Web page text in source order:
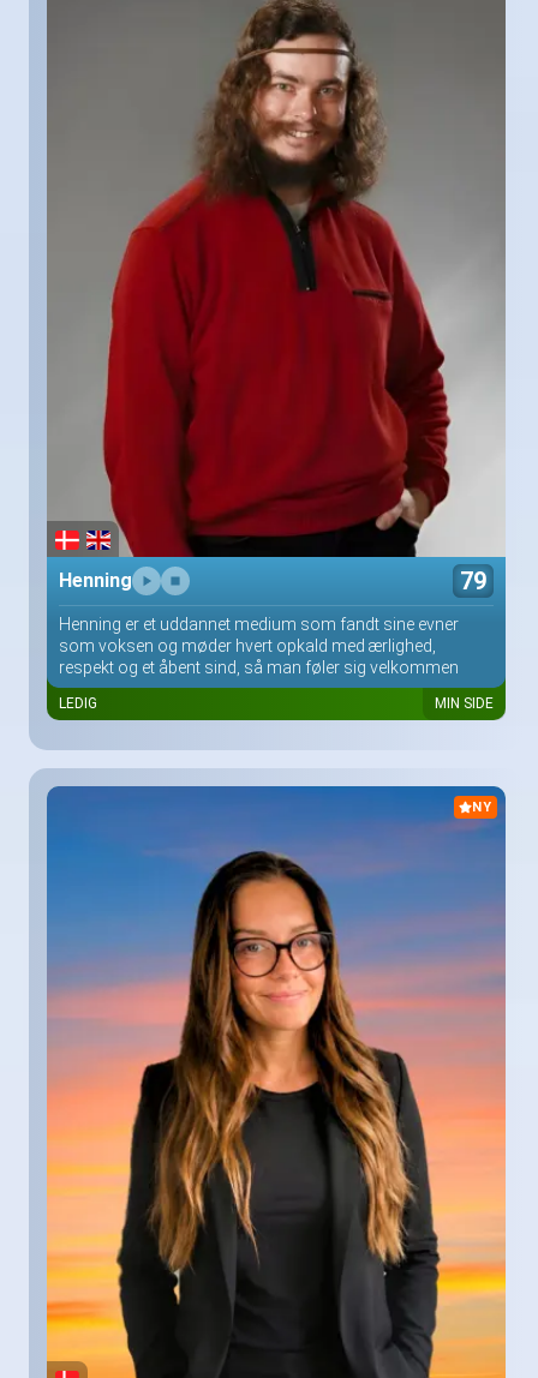
Henning 79
Henning er et uddannet medium som fandt sine evner
som voksen og møder hvert opkald med ærlighed,
respekt og et åbent sind, så man føler sig velkommen
LEDIG MIN SIDE
NY